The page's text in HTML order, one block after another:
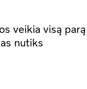
veikia visą parą
nutiks